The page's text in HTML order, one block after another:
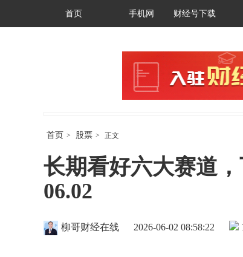
首页 手机网 财经号下载
首页 > 股票 > 正文
长期看好六大赛道
06.02
柳哥财经在线 2026-06-02 08:58:22